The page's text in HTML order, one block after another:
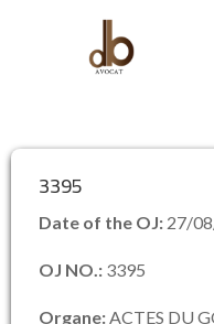
3395
Date of the OJ: 27/
OJ NO.: 3395
Organe:ACTES DU